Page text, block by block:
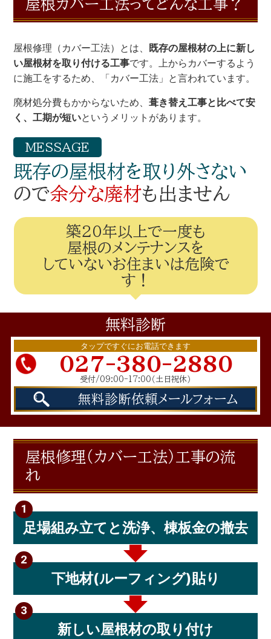
屋根カバー工法ってどんな工事？
屋根修理（カバー工法）とは、 既存の屋根材の上に新し
い屋根材を取り付ける工事です。上からカバーするよう
に施工をするため、「カバー工法」と言われています。
廃材処分費もかからないため、葺き替え工事と比べて安
く、工期が短いというメリットがあります。
MESSAGE
既存の屋根材を取り外さない
ので余分な廃材も出ません
築20年以上で一度も
屋根のメンテナンスを
していないお住まいは危険で
す！
無料診断
タップですぐにお電話できます
027-380-2880
受付/09:00-17:00 （土日祝休）
無料診断依頼 メールフォーム
屋根修理（カバー工法）工事の流
れ
足場組み立てと洗浄、棟板金の撤去
下地材(ルーフィング)貼り
新しい屋根材の取り付け